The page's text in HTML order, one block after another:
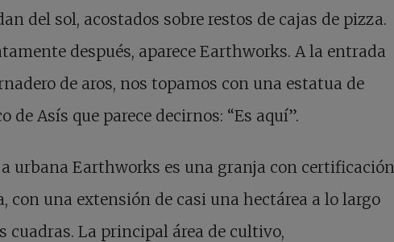
del sol, acostados sobre restos de cajas de pizza.
después, aparece Earthworks. A la entrada
de aros, nos topamos con una estatua de
de Asís que parece decirnos: “Es aquí”.
urbana Earthworks es una granja con certificación
con una extensión de casi una hectárea a lo largo
cuadras. La principal área de cultivo,